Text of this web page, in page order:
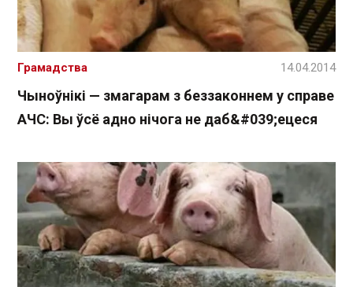
Чыноўнікі — змагарам з беззаконнем у справе
АЧС: Вы ўсё адно нічога не даб&#039;ецеся
Грамадства 14.04.2014